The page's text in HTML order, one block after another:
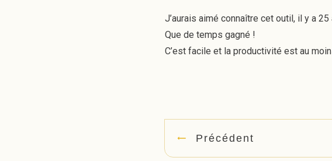
J’aurais aimé connaître cet outil, il y a 25
Que de temps gagné !
C’est facile et la productivité est au
Précédent